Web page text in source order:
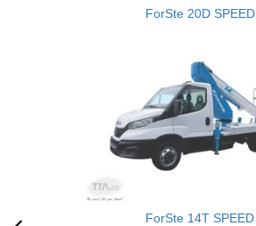
ForSte 20D SPEED
ForSte 14T SPEED